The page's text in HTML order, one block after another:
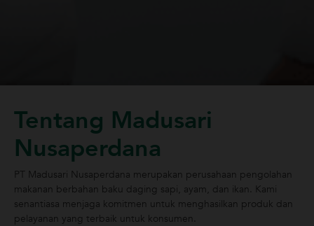
Tentang Madusari
Nusaperdana
PT Madusari Nusaperdana merupakan perusahaan pengolahan
makanan berbahan baku daging sapi, ayam, dan ikan. Kami
senantiasa menjaga komitmen untuk menghasilkan produk dan
pelayanan yang terbaik untuk konsumen.